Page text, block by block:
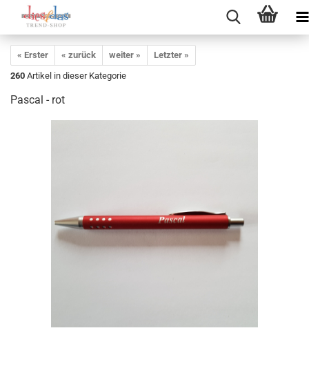
« Erster « zurück weiter »
Letzter »
260 Artikel in dieser Kategorie
Pascal - rot